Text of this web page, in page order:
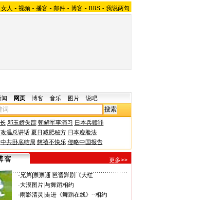
女人 - 视频 - 播客 - 邮件 - 博客 - BBS - 我说两句
闻 网页 博客 音乐 图片 说吧
邓玉娇失踪 朝鲜军事演习 日本兵赎罪
温总讲话 夏日减肥秘方 日本瘦脸法
中共卧底结局 慈禧不快乐 侵略中国报告
更多>>
· 兄弟| 票票通 芭蕾舞剧《大红
·大漠图片| 与舞蹈相约
·雨影清灵 走进《舞蹈在线》--相约